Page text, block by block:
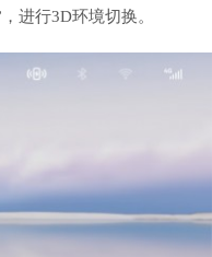
进行3D环境切换。